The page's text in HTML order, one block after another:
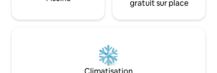
gratuit sur place